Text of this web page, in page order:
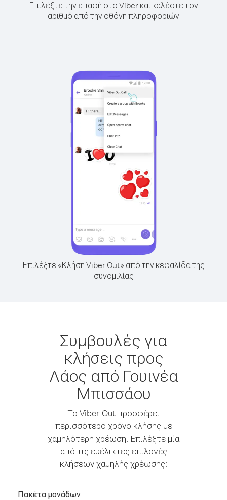
Επιλέξτε την επαφή στο Viber και καλέστε τον
αριθμό από την οθόνη πληροφοριών
Επιλέξτε «Κλήση Viber Out» από την κεφαλίδα της
συνομιλίας
Συμβουλές για
κλήσεις προς
Λάος από Γουινέα
Μπισσάου
Το Viber Out προσφέρει
περισσότερο χρόνο κλήσης με
χαμηλότερη χρέωση. Επιλέξτε μία
από τις ευέλικτες επιλογές
κλήσεων χαμηλής χρέωσης:
Πακέτα μονάδων